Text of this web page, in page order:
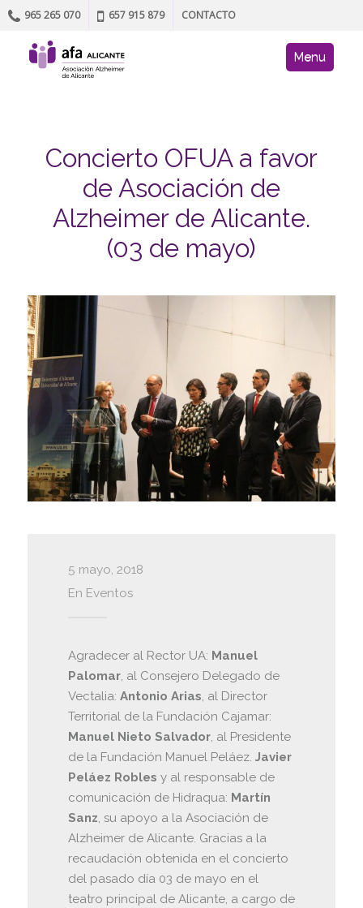
965 265 070 657 915 879 CONTACTO
AFA site
Skip to content
Menu
Concierto OFUA a favor
de Asociación de
Alzheimer de Alicante.
(03 de mayo)
5 mayo, 2018
En Eventos
Agradecer al Rector UA: Manuel
Palomar, al Consejero Delegado de
Vectalia: Antonio Arias, al Director
Territorial de la Fundación Cajamar:
Manuel Nieto Salvador, al Presidente
de la Fundación Manuel Peláez. Javier
Peláez Robles y al responsable de
comunicación de Hidraqua: Martín
Sanz, su apoyo a la Asociación de
Alzheimer de Alicante. Gracias a la
recaudación obtenida en el concierto
del pasado día 03 de mayo en el
teatro principal de Alicante, a cargo de